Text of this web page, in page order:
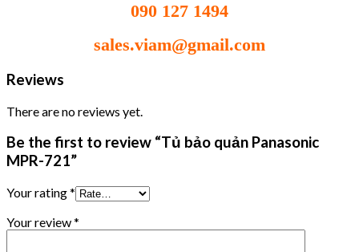
090 127 1494
sales.viam@gmail.com
Reviews
There are no reviews yet.
Be the first to review “Tủ bảo quản Panasonic
MPR-721”
Your rating*
Your review*